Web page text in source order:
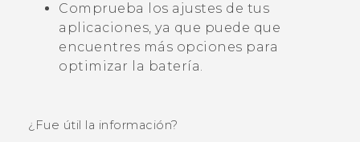
Comprueba los ajustes de tus
aplicaciones, ya que puede que
encuentres más opciones para
optimizar la batería.
¿Fue útil la información?